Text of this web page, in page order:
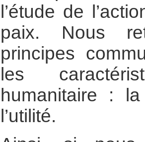
l’étude de
paix. Nous
principes
les
humanitaire : la
l’utilité.